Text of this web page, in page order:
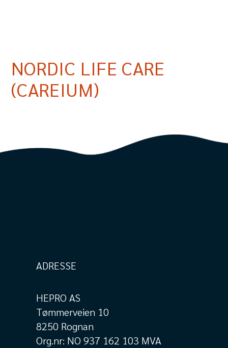
NORDIC LIFE CARE
(CAREIUM)
ADRESSE
HEPRO AS
Tømmerveien 10
8250 Rognan
Org.nr: NO 937 162 103 MVA